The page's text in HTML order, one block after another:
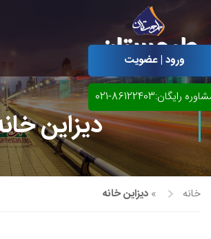
ورود | عضویت
رایگان:86122403-021
دیزاین
خانه » دیزاین خانه